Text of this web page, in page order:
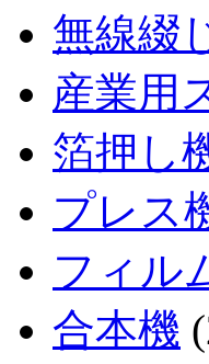
無線綴
産業用
箔押し
プレス
フィル
合本機